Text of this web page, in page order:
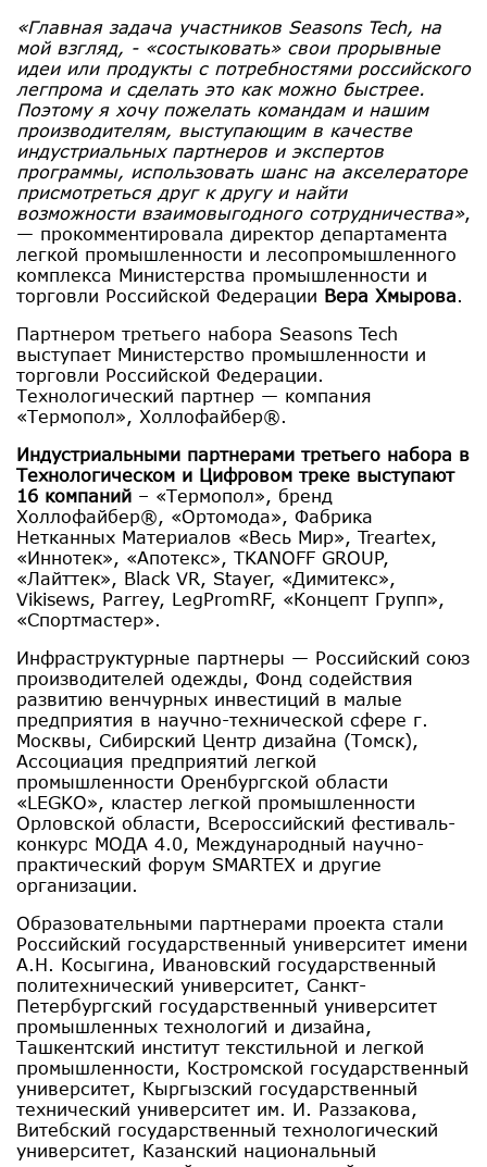
«Главная задача участников Seasons Tech, на
мой взгляд, - «состыковать» свои прорывные
идеи или продукты с потребностями российского
легпрома и сделать это как можно быстрее.
Поэтому я хочу пожелать командам и нашим
производителям, выступающим в качестве
индустриальных партнеров и экспертов
программы, использовать шанс на акселераторе
присмотреться друг к другу и найти
возможности взаимовыгодного сотрудничества»,
— прокомментировала директор департамента
легкой промышленности и лесопромышленного
комплекса Министерства промышленности и
торговли Российской Федерации Вера Хмырова.
Партнером третьего набора Seasons Tech
выступает Министерство промышленности и
торговли Российской Федерации.
Технологический партнер — компания
«Термопол», Холлофайбер®.
Индустриальными партнерами третьего набора в
Технологическом и Цифровом треке выступают
16 компаний – «Термопол», бренд
Холлофайбер®, «Ортомода», Фабрика
Нетканных Материалов «Весь Мир», Treartex,
«Иннотек», «Апотекс», TKANOFF GROUP,
«Лайттек», Black VR, Stayer, «Димитекс»,
Vikisews, Parrey, LegPromRF, «Концепт Групп»,
«Спортмастер».
Инфраструктурные партнеры — Российский союз
производителей одежды, Фонд содействия
развитию венчурных инвестиций в малые
предприятия в научно-технической сфере г.
Москвы, Сибирский Центр дизайна (Томск),
Ассоциация предприятий легкой
промышленности Оренбургской области
«LEGKO», кластер легкой промышленности
Орловской области, Всероссийский фестиваль-
конкурс МОДА 4.0, Международный научно-
практический форум SMARTEX и другие
организации.
Образовательными партнерами проекта стали
Российский государственный университет имени
А.Н. Косыгина, Ивановский государственный
политехнический университет, Санкт-
Петербургский государственный университет
промышленных технологий и дизайна,
Ташкентский институт текстильной и легкой
промышленности, Костромской государственный
университет, Кыргызский государственный
технический университет им. И. Раззакова,
Витебский государственный технологический
университет, Казанский национальный